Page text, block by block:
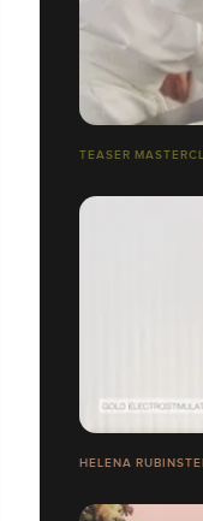
TEASER
HELENA